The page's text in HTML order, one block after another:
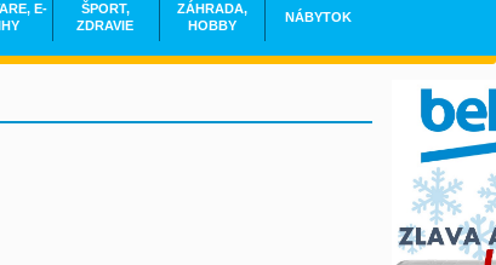
E-
ŠPORT,
ZDRAVIE
ZÁHRADA,
HOBBY
NÁBYTOK